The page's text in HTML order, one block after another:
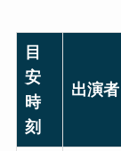
目
安
時
刻
出演者